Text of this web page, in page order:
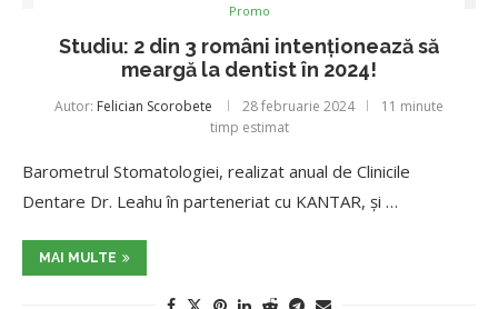
Promo
Studiu: 2 din 3 români intenţionează să
meargă la dentist în 2024!
Autor: Felician Scorobete 28 februarie 2024
11 minute
timp estimat
Barometrul Stomatologiei, realizat anual de Clinicile
Dentare Dr. Leahu în parteneriat cu KANTAR, și …
MAI MULTE